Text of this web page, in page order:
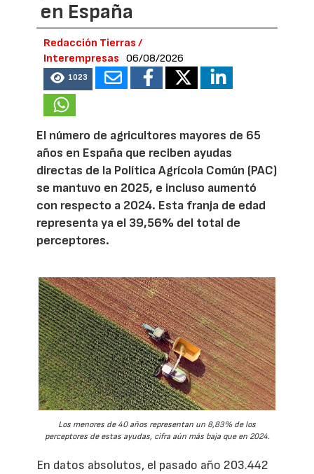
en España
Redacción Tierras /
Interempresas
06/08/2026
1023
El número de agricultores mayores de 65
años en España que reciben ayudas
directas de la Política Agrícola Común (PAC)
se mantuvo en 2025, e incluso aumentó
con respecto a 2024. Esta franja de edad
representa ya el 39,56% del total de
perceptores.
Los menores de 40 años representan un 8,83% de los
perceptores de estas ayudas, cifra aún más baja que en 2024.
En datos absolutos, el pasado año 203.442